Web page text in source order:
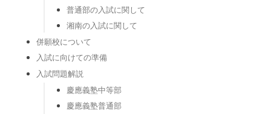
普通部の入試に関して
湘南の入試に関して
併願校について
入試に向けての準備
入試問題解説
慶應義塾中等部
慶應義塾普通部